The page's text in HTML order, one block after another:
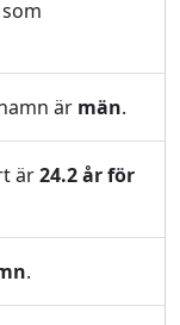
är män.
är24.2 år för
.